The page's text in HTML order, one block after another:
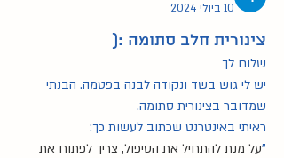
10 ביולי 2024
צינורית חלב סתומה :(
שלום לך
שמדובר בצינורית סתומה.
ראיתי באינטרנט שכתוב לעשות כך:
"